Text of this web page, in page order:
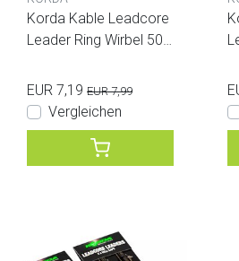
Korda Kable Leadcore
Leader Ring Wirbel 50
EUR 7,19 EUR 7,99
Vergleichen